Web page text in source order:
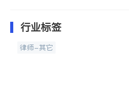
行业标签
律师-其它